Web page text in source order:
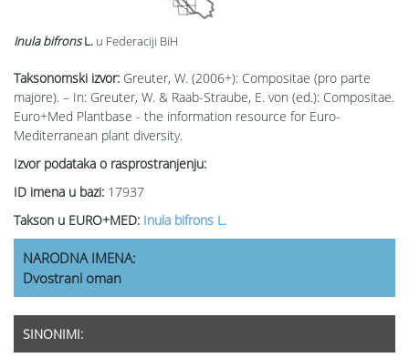
Taksonomski izvor: Greuter, W. (2006+): Compositae (pro parte
majore). – In: Greuter, W. & Raab-Straube, E. von (ed.): Compositae.
Euro+Med Plantbase - the information resource for Euro-
Mediterranean plant diversity.
Izvor podataka o rasprostranjenju:
ID imena u bazi: 17937
Takson u EURO+MED: Inula bifrons L.
Inula bifronsL. u Federaciji BiH
NARODNA IMENA:
Dvostrani oman
SINONIMI: